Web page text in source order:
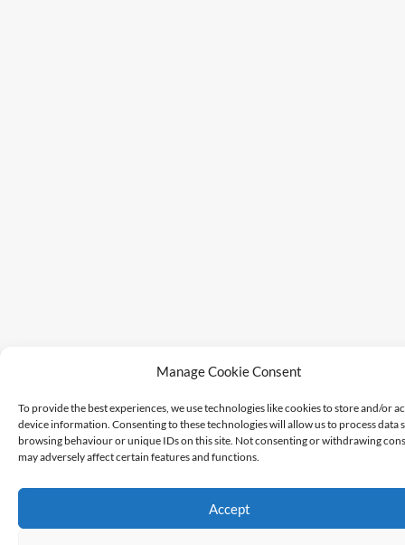
Manage Cookie Consent
To provide the best experiences, we use technologies like cookies to store and/or
device information. Consenting to these technologies will allow us to process data
browsing behaviour or unique IDs on this site. Not consenting or withdrawing
may adversely affect certain features and functions.
Accept